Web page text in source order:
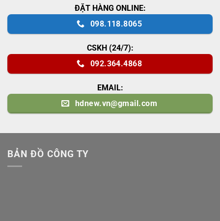
ĐẶT HÀNG ONLINE:
098.118.8065
CSKH (24/7):
092.364.4868
EMAIL:
hdnew.vn@gmail.com
BẢN ĐỒ CÔNG TY